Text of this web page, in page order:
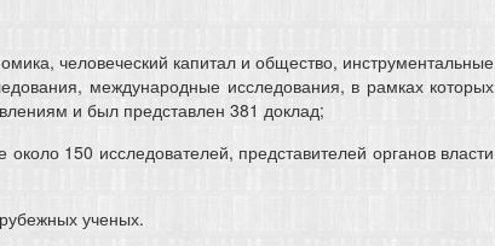
человеческий капитал и общество, инструментальные
международные исследования, в рамках которых
и был представлен 381 доклад;
150 исследователей, представителей органов власти
ученых.